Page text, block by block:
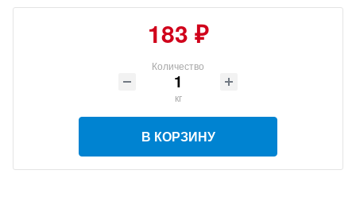
183 ₽
Количество
кг
В КОРЗИНУ